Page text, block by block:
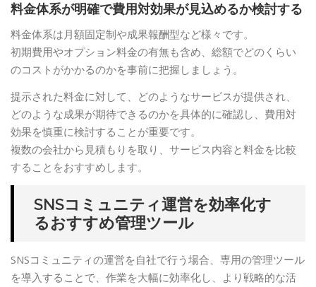
料金体系が明確で費用対効果が見込めるか検討する
料金体系は月額固定制や成果報酬型など様々です。
初期費用やオプション料金の有無も含め、総額でどのくらい
のコストがかかるのかを事前に把握しましょう。
提示された料金に対して、どのようなサービスが提供され、
どのような成果が期待できるのかを具体的に確認し、費用対
効果を慎重に検討することが重要です。
複数の会社から見積もりを取り、サービス内容と料金を比較
することをおすすめします。
SNSコミュニティ運営を効率化す
るおすすめ管理ツール
SNSコミュニティの運営を自社で行う場合、専用の管理ツール
を導入することで、作業を大幅に効率化し、より戦略的な活